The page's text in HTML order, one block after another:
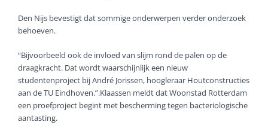
Den Nijs bevestigt dat sommige onderwerpen verder onderzoek
behoeven.
“Bijvoorbeeld ook de invloed van slijm rond de palen op de
draagkracht. Dat wordt waarschijnlijk een nieuw
studentenproject bij André Jorissen, hoogleraar Houtconstructies
aan de TU Eindhoven.”.Klaassen meldt dat Woonstad Rotterdam
een proefproject begint met bescherming tegen bacteriologische
aantasting.